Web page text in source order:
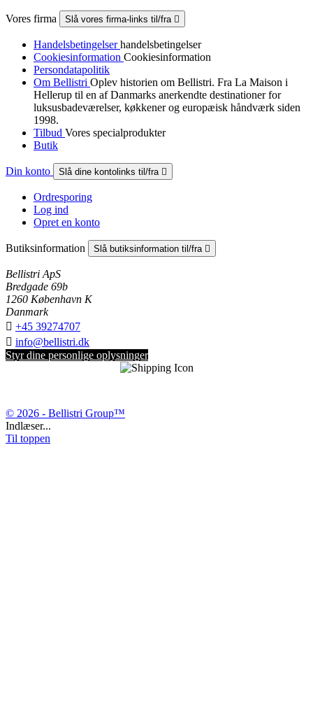
Vores firma Slå vores firma-links til/fra 
Handelsbetingelserhandelsbetingelser
Cookiesinformation Cookiesinformation
Persondatapolitik
Om Bellistri Oplev historien om Bellistri. Fra La Maison i
Hellerup til en af Danmarks anerkendte destinationer for
luksus­badeværelser, køkkener og europæisk håndværk siden
1998.
Tilbud Vores specialprodukter
Butik
Din konto Slå dine kontolinks til/fra 
Ordresporing
Log ind
Opret en konto
Butiksinformation Slå butiksinformation til/fra 
Bellistri ApS
Bredgade 69b
1260 København K
Danmark
 +45 39274707
 info@bellistri.dk
Styr dine personlige oplysninger
© 2026 - Bellistri Group™
Indlæser...
Til toppen